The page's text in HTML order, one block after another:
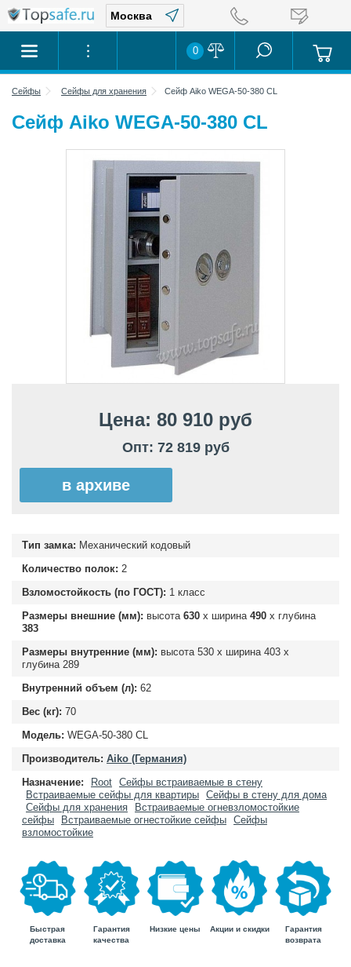
0
Сейфы Сейфы для хранения Сейф Aiko WEGA-50-380 CL
Сейф Aiko WEGA-50-380 CL
Цена: 80 910 руб
Опт: 72 819 руб
в архиве
Тип замка: Механический кодовый
Количество полок: 2
Взломостойкость (по ГОСТ): 1 класс
Размеры внешние (мм): высота 630 х ширина 490 х глубина
383
Размеры внутренние (мм): высота 530 х ширина 403 х
глубина 289
Внутренний объем (л): 62
Вес (кг): 70
Модель: WEGA-50-380 CL
Производитель: Aiko (Германия)
Назначение:
Root Сейфы встраиваемые в стену
Встраиваемые сейфы для квартиры Сейфы в стену для дома
Сейфы для хранения
Встраиваемые огневзломостойкие
сейфы
Встраиваемые огнестойкие сейфы Сейфы
взломостойкие
Быстрая
доставка
Гарантия
качества
Низкие цены Акции и скидки
Гарантия
возврата